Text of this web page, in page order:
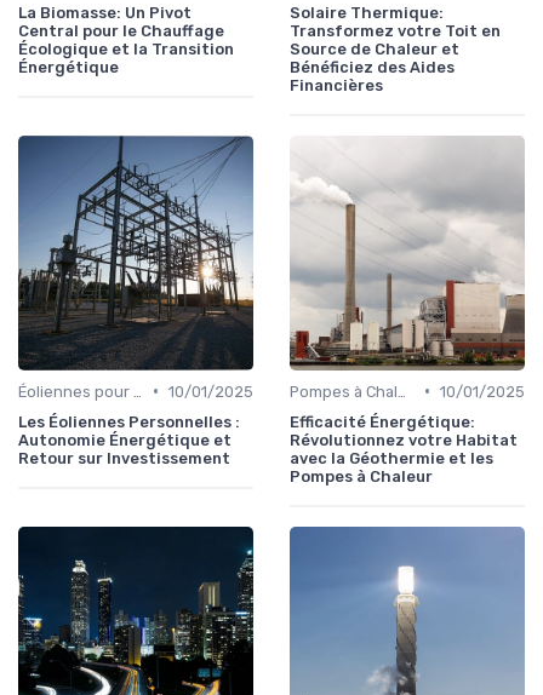
La Biomasse: Un Pivot
Central pour le Chauffage
Écologique et la Transition
Énergétique
Solaire Thermique:
Transformez votre Toit en
Source de Chaleur et
Bénéficiez des Aides
Financières
• 10/01/2025
Les Éoliennes Personnelles :
Autonomie Énergétique et
Retour sur Investissement
• 10/01/2025
Efficacité Énergétique:
Révolutionnez votre Habitat
avec la Géothermie et les
Pompes à Chaleur